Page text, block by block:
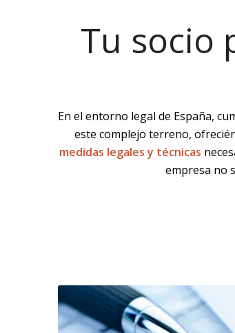
Tu socio
En el entorno legal de España,
este complejo terreno,
medidas legales y técnicas
empresa no